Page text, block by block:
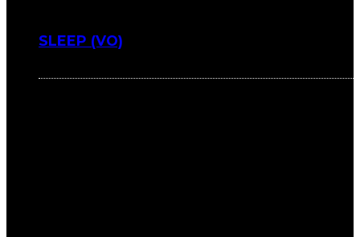
SLEEP (VO)